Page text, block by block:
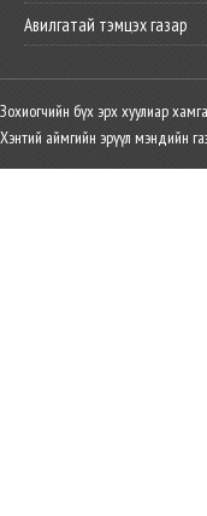
Авилгатай тэмцэх газар
Зохиогчийн бүх эрх хуулиар
Хэнтий аймгийн эрүүл мэндийн